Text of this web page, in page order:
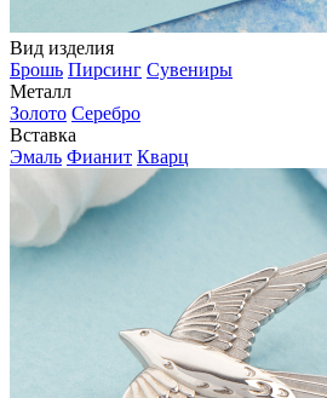
Вид изделия
Брошь Пирсинг Сувениры
Металл
Золото Серебро
Вставка
Эмаль Фианит Кварц